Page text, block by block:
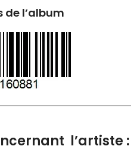
l’album
l’artiste :